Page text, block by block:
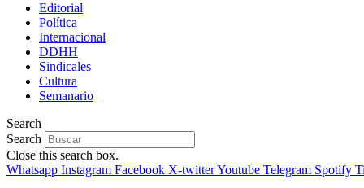
Editorial
Política
Internacional
DDHH
Sindicales
Cultura
Semanario
Search
Search
Close this search box.
Whatsapp Instagram Facebook X-twitterYoutube Telegram Spotify